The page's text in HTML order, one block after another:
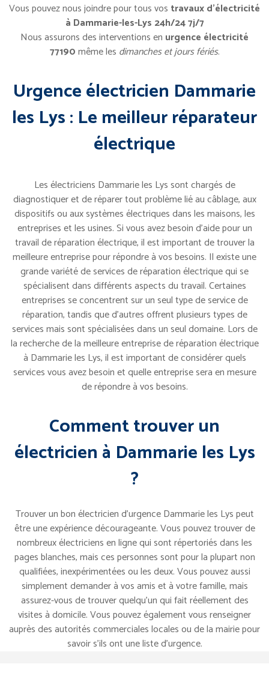
Vous pouvez nous joindre pour tous vos travaux d’électricité
à Dammarie-les-Lys 24h/24 7j/7
Nous assurons des interventions en urgence électricité
77190même les dimanches et jours fériés.
Urgence électricien Dammarie
les Lys : Le meilleur réparateur
électrique
Les électriciens Dammarie les Lys sont chargés de
diagnostiquer et de réparer tout problème lié au câblage, aux
dispositifs ou aux systèmes électriques dans les maisons, les
entreprises et les usines. Si vous avez besoin d’aide pour un
travail de réparation électrique, il est important de trouver la
meilleure entreprise pour répondre à vos besoins. Il existe une
grande variété de services de réparation électrique qui se
spécialisent dans différents aspects du travail. Certaines
entreprises se concentrent sur un seul type de service de
réparation, tandis que d’autres offrent plusieurs types de
services mais sont spécialisées dans un seul domaine. Lors de
la recherche de la meilleure entreprise de réparation électrique
à Dammarie les Lys, il est important de considérer quels
services vous avez besoin et quelle entreprise sera en mesure
de répondre à vos besoins.
Comment trouver un
électricien à Dammarie les Lys
?
Trouver un bon électricien d’urgence Dammarie les Lys peut
être une expérience décourageante. Vous pouvez trouver de
nombreux électriciens en ligne qui sont répertoriés dans les
pages blanches, mais ces personnes sont pour la plupart non
qualifiées, inexpérimentées ou les deux. Vous pouvez aussi
simplement demander à vos amis et à votre famille, mais
assurez-vous de trouver quelqu’un qui fait réellement des
visites à domicile. Vous pouvez également vous renseigner
auprès des autorités commerciales locales ou de la mairie pour
savoir s’ils ont une liste d’urgence.